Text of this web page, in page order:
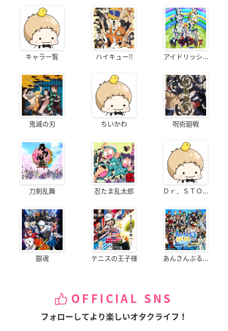
キャラ一覧 ハイキュー!! アイドリッシ...
鬼滅の刃 ちいかわ 呪術廻戦
刀剣乱舞 忍たま乱太郎 Ｄｒ．ＳＴＯ...
銀魂 テニスの王子様 あんさんぶる...
OFFICIAL SNS
フォローしてより楽しいオタクライフ！